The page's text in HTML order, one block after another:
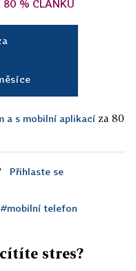
80 % ČLÁNKU
a s mobilní aplikací za 80
Přihlaste se
#mobilní telefon
stres?